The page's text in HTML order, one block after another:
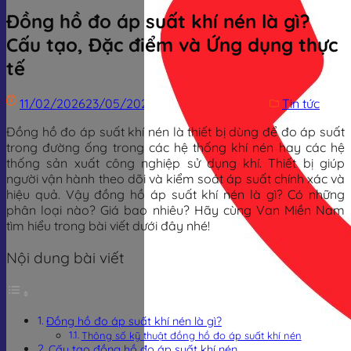
Đồng hồ đo áp suất khí nén là gì?
Cấu tạo, Đặc điểm và Ứng dụng thực
tế
11/02/202623/05/2026 Trịnh Đình Dũng
Tin tức
Đồng hồ đo áp suất khí nén là thiết bị dùng để đo áp suất
trong đường ống trong các hệ thống khí nén hay các hệ
thống sản xuất công nghiệp sử dụng khí. Thiết bị giúp
người vận hành theo dõi và kiểm soát áp suất chính xác và
hiệu quả. Vậy đồng hồ áp suất khí nén là gì? Có những
phân loại nào? Giá bao nhiêu? Hãy cùng Van Miền Nam
tìm hiểu trong bài viết dưới đây nhé!
Nội dung bài viết
Đồng hồ đo áp suất khí nén là gì?
Thông số kỹ thuật đồng hồ đo áp suất khí nén